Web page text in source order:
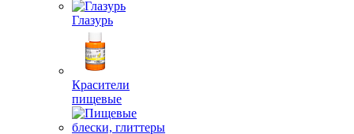
Глазурь
Красители
пищевые